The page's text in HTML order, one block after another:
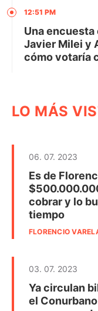
12:51 PM
Una
Javier Milei y
cómo votaría
LO MÁS
06. 07. 2023
Es de
cobrar y lo
tiempo
FLORENCIO
03. 07. 2023
Ya circulan
el